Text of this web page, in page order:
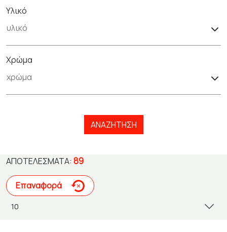
Υλικό
Χρώμα
ΑΝΑΖΉΤΗΣΗ
ΑΠΟΤΕΛΈΣΜΑΤΑ: 89
Επαναφορά